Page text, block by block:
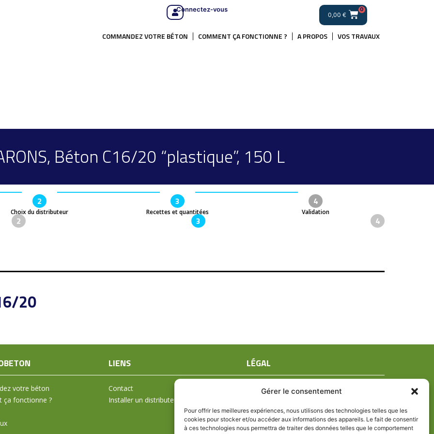
Gérer le consentement
Pour offrir les meilleures expériences, nous utilisons des technologies telles que les
cookies pour stocker et/ou accéder aux informations des appareils. Le fait de consentir
à ces technologies nous permettra de traiter des données telles que le comportement
Connectez-vous
0,00 €
0
COMMANDEZ VOTRE BÉTON COMMENT ÇA FONCTIONNE ? A PROPOS VOS TRAVAUX
Béton C16/20 “plastique”, 150 L
2
Choix du distributeur
3
Recettes et quantitées
4
Validation
2 3 4
20
votre béton
ça fonctionne ?
LIENS
Contact
Installer un distributeur
LÉGAL
Mentions légales
Politique de confidentialité
Politique de cookies (UE)